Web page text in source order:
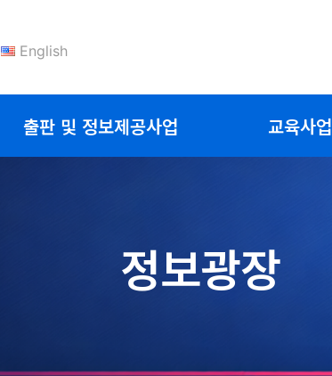
English
출판 및 정보제공사업 교육사업
정보광장